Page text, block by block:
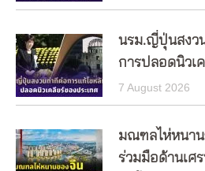
นรม.ญี่ปุ่นสงว
การปลอดนิวเ
7 August 2026
มณฑลไห่หนาน
ร่วมมือด้านเศ